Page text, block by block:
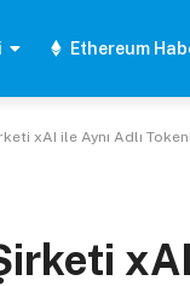
Ethereum
xAI ile Aynı Adlı